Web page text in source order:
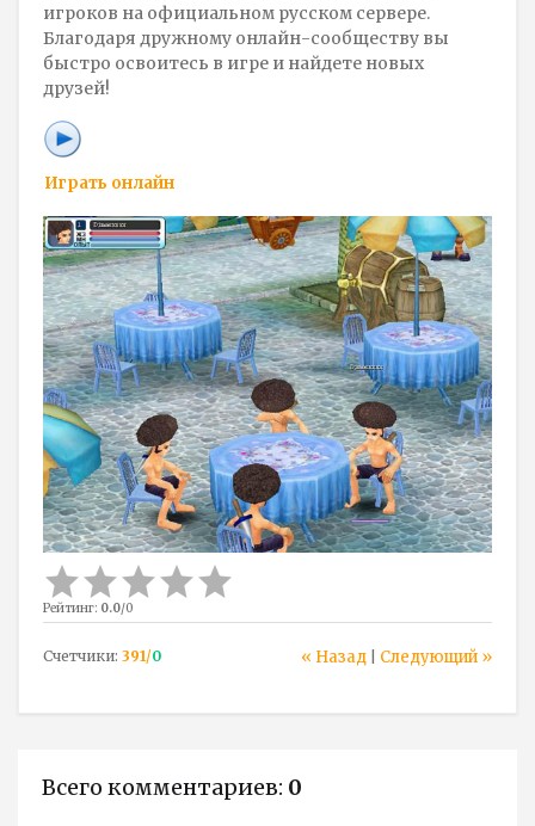
игроков на официальном русском сервере.
Благодаря дружному онлайн-сообществу вы
быстро освоитесь в игре и найдете новых
друзей!
Играть онлайн
Рейтинг: 0.0/0
« Назад Следующий »
Счетчики: 391/0
Всего комментариев: 0